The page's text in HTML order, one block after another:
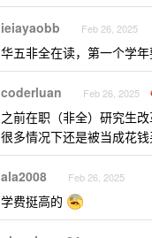
ieiayaobb Feb 26, 2025
华五非全在读，第一个学
coderluan Feb 26, 2025
之前在职（非全）研究生
很多情况下还是被当成花
ala2008 Feb 26, 2025
学费挺高的